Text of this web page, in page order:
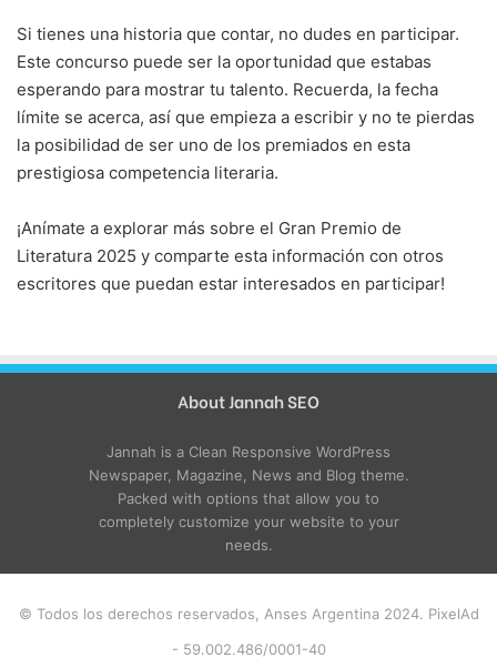
Si tienes una historia que contar, no dudes en participar.
Este concurso puede ser la oportunidad que estabas
esperando para mostrar tu talento. Recuerda, la fecha
límite se acerca, así que empieza a escribir y no te pierdas
la posibilidad de ser uno de los premiados en esta
prestigiosa competencia literaria.
¡Anímate a explorar más sobre el Gran Premio de
Literatura 2025 y comparte esta información con otros
escritores que puedan estar interesados en participar!
About Jannah SEO
Jannah is a Clean Responsive WordPress
Newspaper, Magazine, News and Blog theme.
Packed with options that allow you to
completely customize your website to your
needs.
© Todos los derechos reservados, Anses Argentina 2024. PixelAd
- 59.002.486/0001-40